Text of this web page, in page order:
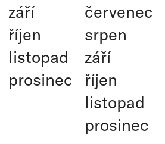
září
říjen
listopad
prosinec
červenec
srpen
září
říjen
listopad
prosinec